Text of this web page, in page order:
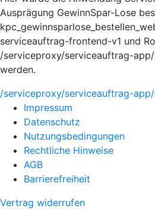
Ausprägung GewinnSpar-Lose
serviceauftrag-frontend-v1 und
/serviceproxy/serviceauftrag-
werden.
/serviceproxy/serviceauftrag-
Impressum
Datenschutz
Nutzungsbedingungen
Rechtliche Hinweise
AGB
Barrierefreiheit
Vertrag widerrufen